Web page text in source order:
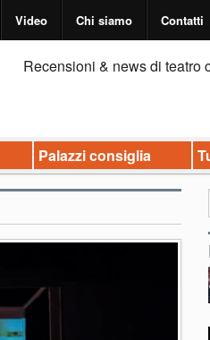
Video Chi siamo Contatti
Recensioni & news di teatro
Palazzi consiglia